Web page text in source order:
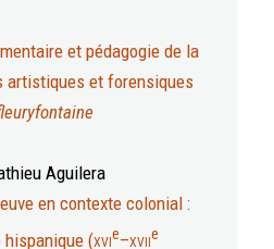
et pédagogie de la
artistiques et forensiques
Aguilera
en contexte colonial :
hispanique (xvie–xviie